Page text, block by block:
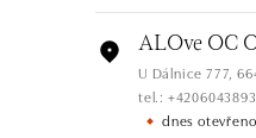
ALOve OC
U Dálnice 777,
tel.:
dnes